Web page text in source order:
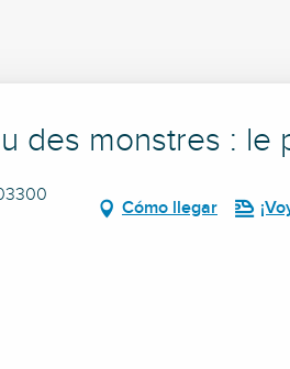
des monstres : le
Cómo llegar